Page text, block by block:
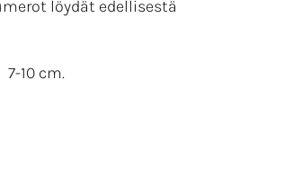
löydät edellisestä
10 cm.